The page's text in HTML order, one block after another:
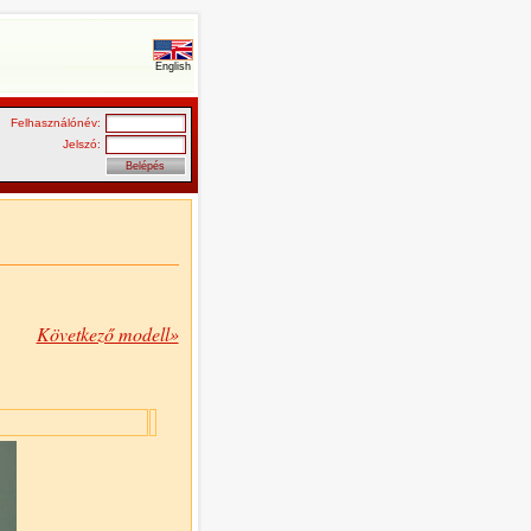
English
Felhasználónév:
Jelszó:
Következő modell»